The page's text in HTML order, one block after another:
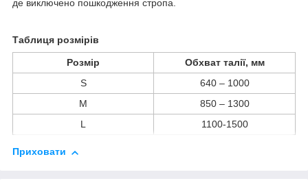
де виключено пошкодження стропа.
Таблиця розмірів
Розмір
Обхват талії, мм
S
640 – 1000
M
850 – 1300
L
1100-1500
Приховати